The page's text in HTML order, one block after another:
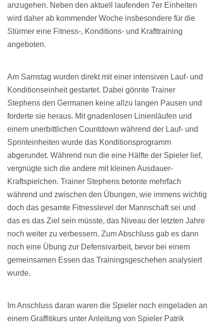
anzugehen. Neben den aktuell laufenden 7er Einheiten
wird daher ab kommender Woche insbesondere für die
Stürmer eine Fitness-, Konditions- und Krafttraining
angeboten.
Am Samstag wurden direkt mit einer intensiven Lauf- und
Konditionseinheit gestartet. Dabei gönnte Trainer
Stephens den Germanen keine allzu langen Pausen und
forderte sie heraus. Mit gnadenlosen Linienläufen und
einem unerbittlichen Countdown während der Lauf- und
Sprinteinheiten wurde das Konditionsprogramm
abgerundet. Während nun die eine Hälfte der Spieler lief,
vergnügte sich die andere mit kleinen Ausdauer-
Kraftspielchen. Trainer Stephens betonte mehrfach
während und zwischen den Übungen, wie immens wichtig
doch das gesamte Fitnesslevel der Mannschaft sei und
das es das Ziel sein müsste, das Niveau der letzten Jahre
noch weiter zu verbessern. Zum Abschluss gab es dann
noch eine Übung zur Defensivarbeit, bevor bei einem
gemeinsamen Essen das Trainingsgeschehen analysiert
wurde.
Im Anschluss daran waren die Spieler noch eingeladen an
einem Graffitikurs unter Anleitung von Spieler Patrik